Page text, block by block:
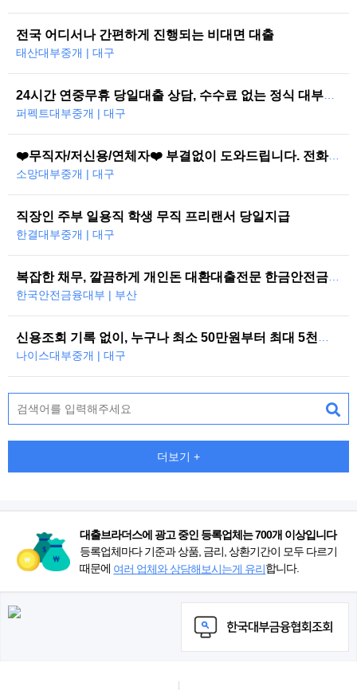
전국 어디서나 간편하게 진행되는 비대면 대출
태산대부중개 | 대구
퍼펙트대부중개 | 대구
❤️무직자/저신용/연체자❤️ 부결없이 도와드립니다. 전화한통으로 당일즉시…
소망대부중개 | 대구
직장인 주부 일용직 학생 무직 프리랜서 당일지급
한결대부중개 | 대구
한국안전금융대부 | 부산
나이스대부중개 | 대구
더보기 +
대출브라더스에 광고 중인 등록업체는 700개 이상입니다
등록업체마다 기준과 상품, 금리, 상환기간이 모두 다르기
때문에 여러 업체와 상담해보시는게 유리합니다.